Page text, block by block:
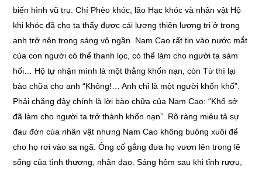
biến hình vũ trụ: Chí Phèo khóc, lão Hạc khóc và nhân vật Hộ
khi khóc đã cho ta thấy được cái lương thiện lương tri ở trong
anh trở nên trong sáng vô ngần. Nam Cao rất tin vào nước mắt
của con người có thể thanh lọc, có thể làm cho người ta sám
hối… Hộ tự nhận mình là một thằng khốn nạn, còn Từ thì lại
bào chữa cho anh “Không!… Anh chỉ là một người khốn khổ”.
Phải chăng đây chính là lời bào chữa của Nam Cao: “Khổ sở
đã làm cho người ta trở thành khốn nạn”. Rõ ràng miêu tả sự
đau đớn của nhân vật nhưng Nam Cao không buông xuôi để
cho họ rơi vào sa ngã. Ông cố gắng đưa họ vươn lên trong lẽ
sống của tình thương, nhân đạo. Sáng hôm sau khi tỉnh rượu,